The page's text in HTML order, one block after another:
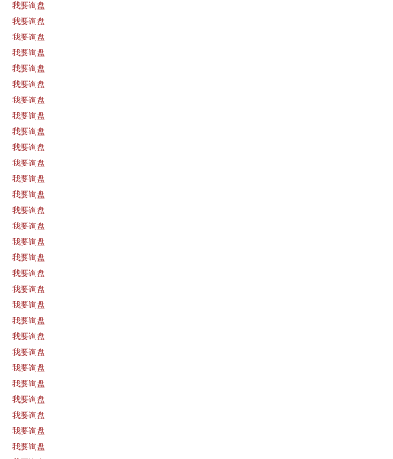
我要询盘
我要询盘
我要询盘
我要询盘
我要询盘
我要询盘
我要询盘
我要询盘
我要询盘
我要询盘
我要询盘
我要询盘
我要询盘
我要询盘
我要询盘
我要询盘
我要询盘
我要询盘
我要询盘
我要询盘
我要询盘
我要询盘
我要询盘
我要询盘
我要询盘
我要询盘
我要询盘
我要询盘
我要询盘